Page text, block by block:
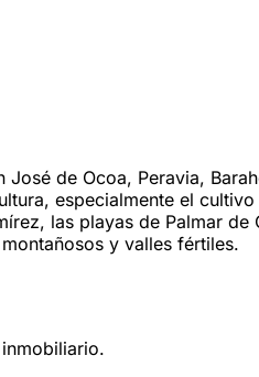
de Ocoa, Peravia,
especialmente el
las playas de Palmar de
y valles fértiles.